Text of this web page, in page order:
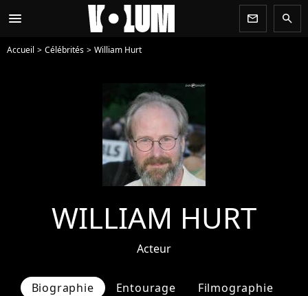
menu newsletter search
Accueil Célébrités William Hurt
WILLIAM HURT
Acteur
Biographie Entourage Filmographie